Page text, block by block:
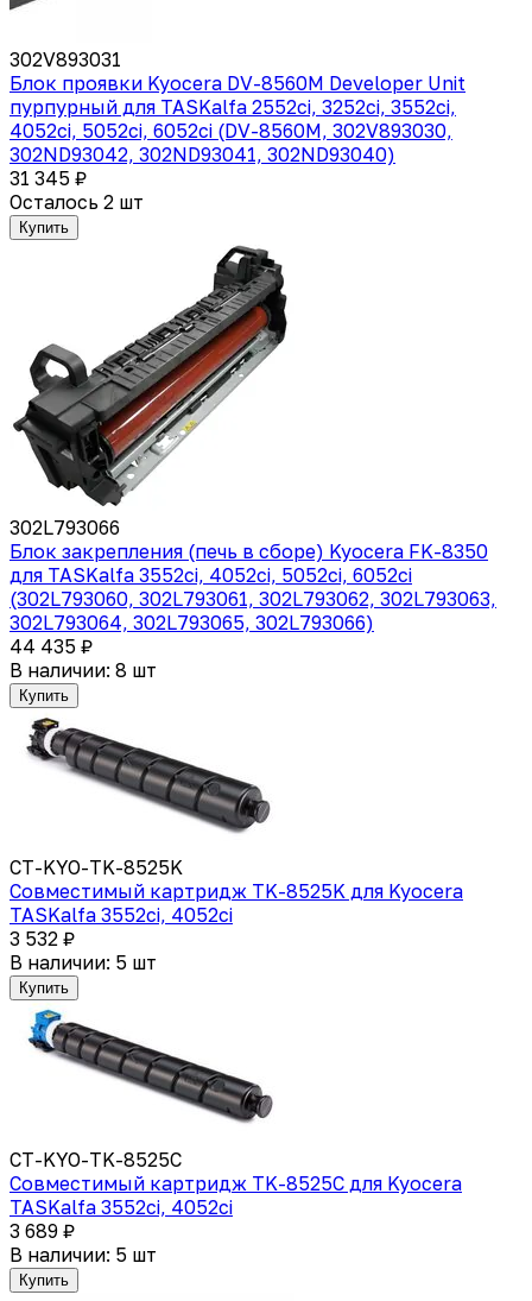
302V893031
Блок проявки Kyocera DV-8560M Developer Unit
пурпурный для TASKalfa 2552ci, 3252ci, 3552ci,
4052ci, 5052ci, 6052ci (DV-8560M, 302V893030,
302ND93042, 302ND93041, 302ND93040)
31 345 ₽
Осталось 2 шт
Купить
302L793066
Блок закрепления (печь в сборе) Kyocera FK-8350
для TASKalfa 3552ci, 4052ci, 5052ci, 6052ci
(302L793060, 302L793061, 302L793062, 302L793063,
302L793064, 302L793065, 302L793066)
44 435 ₽
В наличии: 8 шт
Купить
CT-KYO-TK-8525K
Совместимый картридж TK-8525K для Kyocera
TASKalfa 3552ci, 4052ci
3 532 ₽
В наличии: 5 шт
Купить
CT-KYO-TK-8525C
Совместимый картридж TK-8525C для Kyocera
TASKalfa 3552ci, 4052ci
3 689 ₽
В наличии: 5 шт
Купить